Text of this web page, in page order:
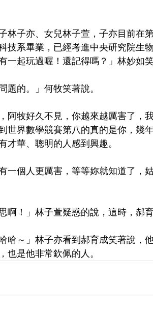
林子亦、女兒林子萱，子亦目前在
技系畢業，已經考進中央研究院生
起玩過喔！還記得嗎？」林妙如笑
題的。」何牧笑著說。
阿牧好久不見，你越來越厲害了，
世界數學競賽第八的真的是你，幾
華、聰明的人感到興趣。
一個人更厲害，等等妳就知道了，
啊！」林子萱疑惑的說，這時，郝
哈～」林子亦看到郝育成笑著說，
也是他非常欽佩的人。